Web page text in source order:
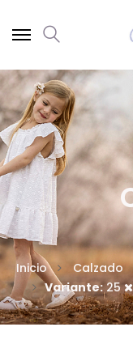
Inicio Calzado
Variante:25